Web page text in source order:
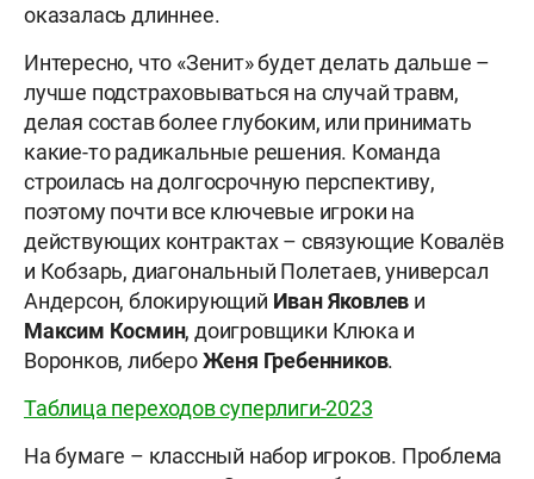
оказалась длиннее.
Интересно, что «Зенит» будет делать дальше –
лучше подстраховываться на случай травм,
делая состав более глубоким, или принимать
какие-то радикальные решения. Команда
строилась на долгосрочную перспективу,
поэтому почти все ключевые игроки на
действующих контрактах – связующие Ковалёв
и Кобзарь, диагональный Полетаев, универсал
Андерсон, блокирующий Иван Яковлев и
Максим Космин, доигровщики Клюка и
Воронков, либероЖеня Гребенников.
Таблица переходов суперлиги-2023
На бумаге – классный набор игроков. Проблема